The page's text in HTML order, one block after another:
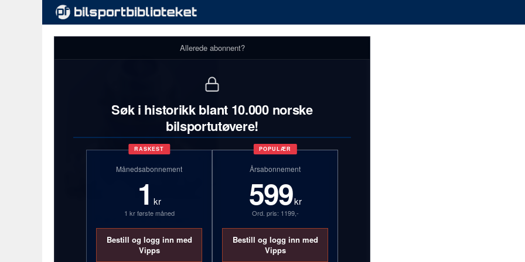
Per Christian
Mørland
Allerede abonnent?
Søk i historikk blant 10.000 norske
bilsportutøvere!
RASKEST
Månedsabonnement
1 kr
1 kr første måned
Bestill og logg inn med
Vipps
POPULÆR
Årsabonnement
599kr
Ord. pris: 1199,-
Bestill og logg inn med
Vipps